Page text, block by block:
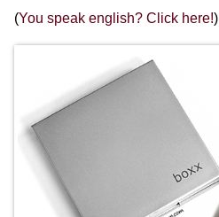
(You speak english? Click here!)